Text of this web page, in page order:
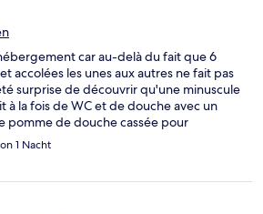
car au-delà du fait que 6
accolées les unes aux autres ne fait pas
surprise de découvrir qu'une minuscule
à la fois de WC et de douche avec un
pomme de douche cassée pour
J'ai bien compris qu'il y avait 2
mais dans un autre bâtiment,
d'être au calme mais si vous n'avez
chemin !
1 Nacht